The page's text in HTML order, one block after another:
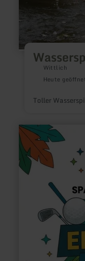
Wittlich
Heute
Toller
mehr
erfahren
zu:
Minigolfanlage
Bollendorf